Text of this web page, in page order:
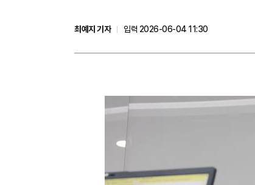
최예지 기자
입력 2026-06-04 11:30